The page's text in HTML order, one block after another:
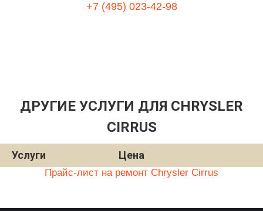
+7 (495) 023-42-98
ДРУГИЕ УСЛУГИ ДЛЯ CHRYSLER
CIRRUS
Услуги Цена
Прайс-лист на ремонт Chrysler Cirrus